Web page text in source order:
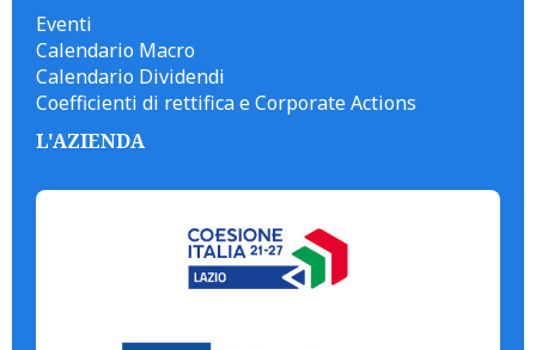
Eventi
Calendario Macro
Calendario Dividendi
Coefficienti di rettifica e Corporate Actions
L'AZIENDA